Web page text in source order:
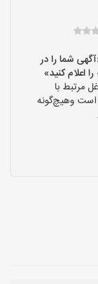
شما را در
مرتبط با
است وهیچ‌گونه